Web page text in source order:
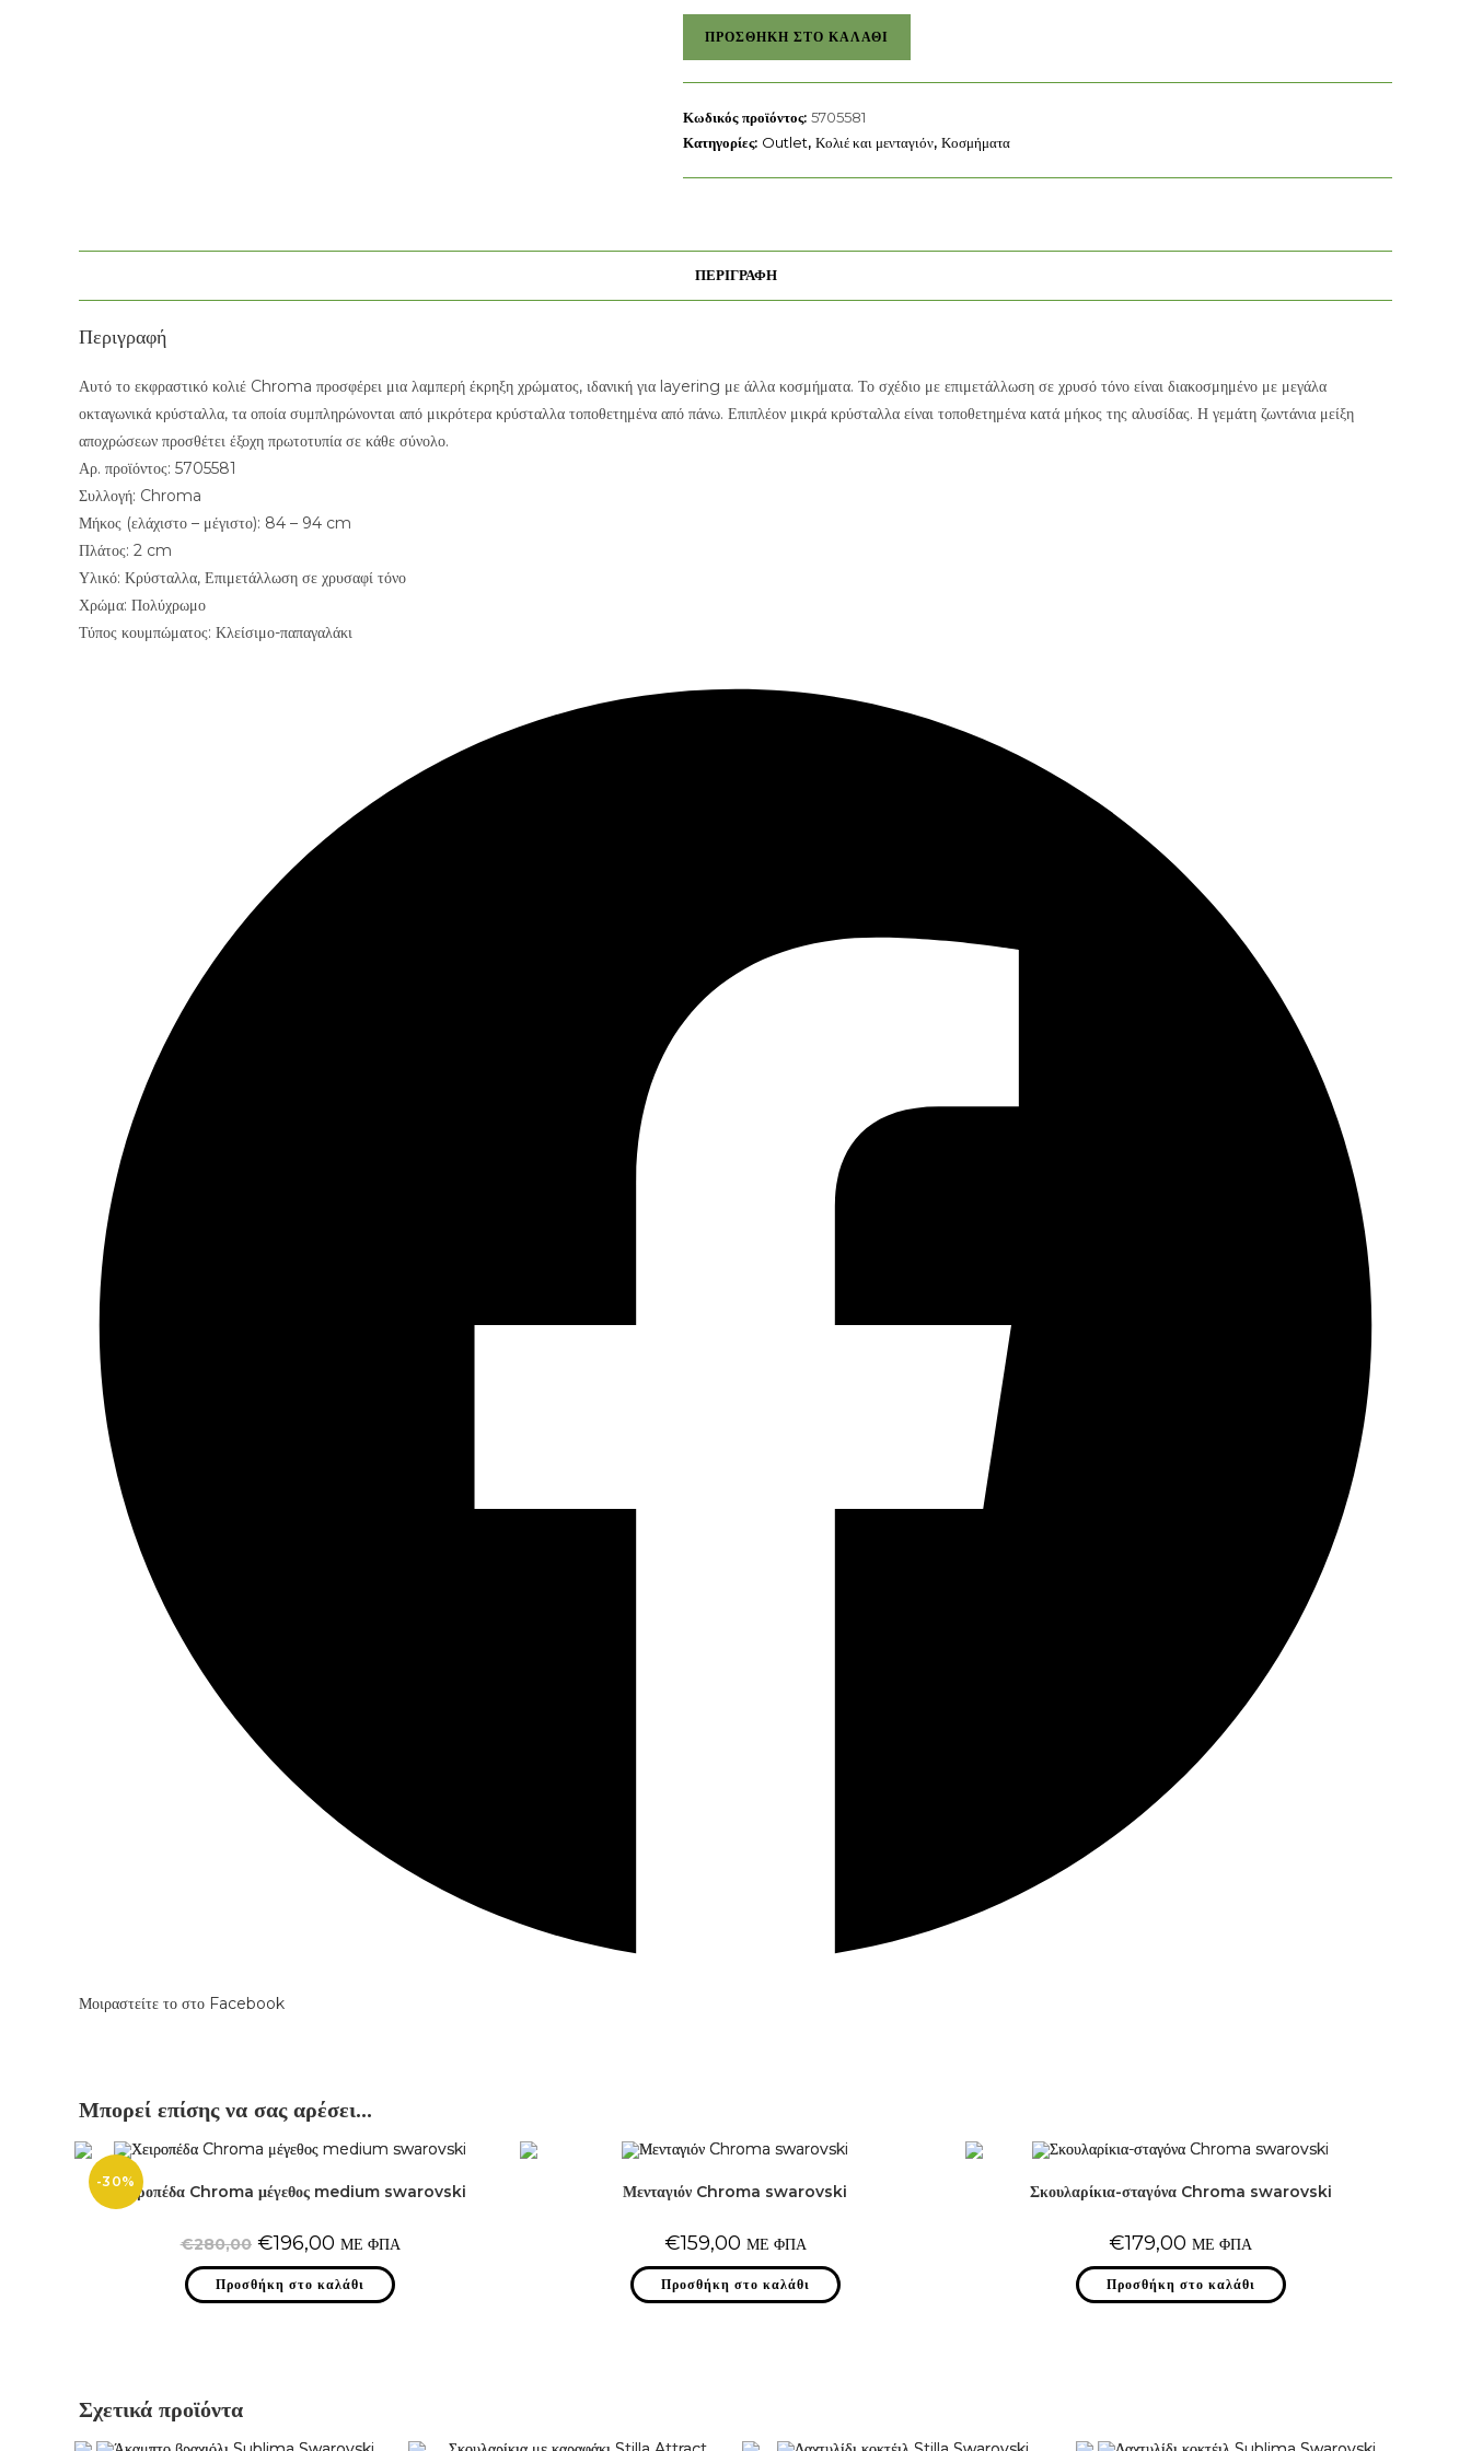
Chroma
Swarovski
ποσότητα
ΠΡΟΣΘΉΚΗ ΣΤΟ ΚΑΛΆΘΙ
Κωδικός προϊόντος: 5705581
Κατηγορίες: Outlet, Κολιέ και μενταγιόν, Κοσμήματα
ΠΕΡΙΓΡΑΦΉ
Περιγραφή
Αυτό το εκφραστικό κολιέ Chroma προσφέρει μια λαμπερή έκρηξη χρώματος, ιδανική για layering με άλλα κοσμήματα. Το σχέδιο με επιμετάλλωση σε χρυσό τόνο είναι διακοσμημένο με μεγάλα
οκταγωνικά κρύσταλλα, τα οποία συμπληρώνονται από μικρότερα κρύσταλλα τοποθετημένα από πάνω. Επιπλέον μικρά κρύσταλλα είναι τοποθετημένα κατά μήκος της αλυσίδας. Η γεμάτη ζωντάνια μείξη
αποχρώσεων προσθέτει έξοχη πρωτοτυπία σε κάθε σύνολο.
Αρ. προϊόντος: 5705581
Συλλογή: Chroma
Μήκος (ελάχιστο – μέγιστο): 84 – 94 cm
Πλάτος: 2 cm
Υλικό: Κρύσταλλα, Επιμετάλλωση σε χρυσαφί τόνο
Χρώμα: Πολύχρωμο
Τύπος κουμπώματος: Κλείσιμο-παπαγαλάκι
Μοιραστείτε το στο Facebook
Μπορεί επίσης να σας αρέσει…
-30%
Χειροπέδα Chroma μέγεθος medium swarovski
€280,00 Original
price
was:
€280,00.
€196,00Η
τρέχουσα
τιμή
είναι:
€196,00.
ΜΕ ΦΠΑ
Προσθήκη στο καλάθι
Μενταγιόν Chroma swarovski
€159,00 ΜΕ ΦΠΑ
Προσθήκη στο καλάθι
Σκουλαρίκια-σταγόνα Chroma swarovski
€179,00 ΜΕ ΦΠΑ
Προσθήκη στο καλάθι
Σχετικά προϊόντα